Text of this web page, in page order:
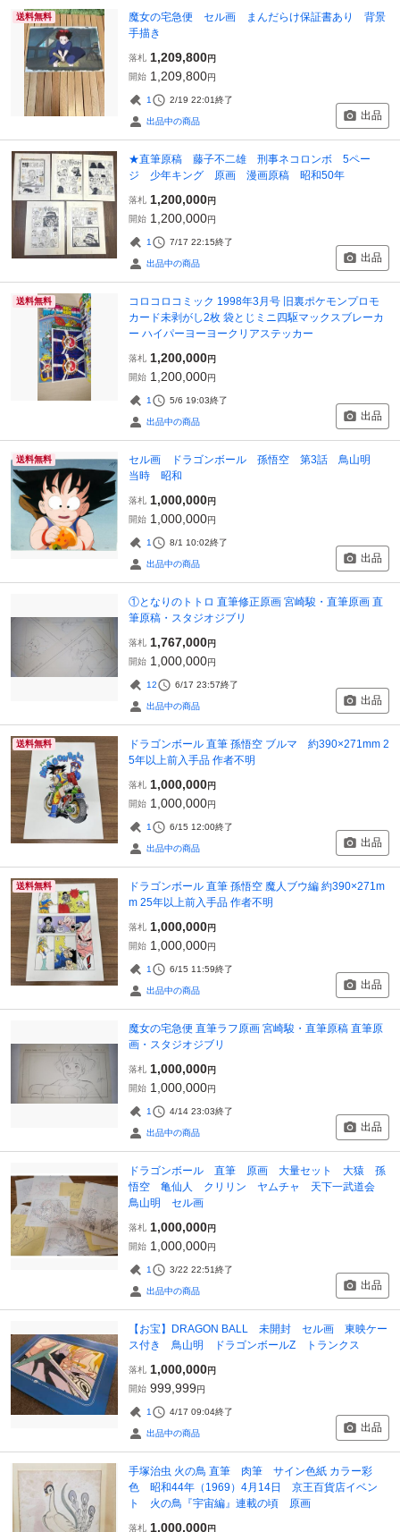
送料無料
魔女の宅急便 セル画 まんだらけ保証書あり 背景
手描き
落札 1,209,800円
開始 1,209,800円
1 2/19 22:01終了
出品中の商品 出品
★直筆原稿 藤子不二雄 刑事ネコロンボ 5ペー
ジ 少年キング 原画 漫画原稿 昭和50年
落札 1,200,000円
開始 1,200,000円
1 7/17 22:15終了
出品中の商品 出品
送料無料
コロコロコミック 1998年3月号 旧裏ポケモンプロモ
カード未剥がし2枚 袋とじミニ四駆マックスブレーカ
ー ハイパーヨーヨークリアステッカー
落札 1,200,000円
開始 1,200,000円
1 5/6 19:03終了
出品中の商品 出品
送料無料
セル画 ドラゴンボール 孫悟空 第3話 鳥山明
当時 昭和
落札 1,000,000円
開始 1,000,000円
1 8/1 10:02終了
出品中の商品 出品
①となりのトトロ 直筆修正原画 宮崎駿・直筆原画 直
筆原稿・スタジオジブリ
落札 1,767,000円
開始 1,000,000円
12 6/17 23:57終了
出品中の商品 出品
送料無料
ドラゴンボール 直筆 孫悟空 ブルマ 約390×271mm 2
5年以上前入手品 作者不明
落札 1,000,000円
開始 1,000,000円
1 6/15 12:00終了
出品中の商品 出品
送料無料
ドラゴンボール 直筆 孫悟空 魔人ブウ編 約390×271m
m 25年以上前入手品 作者不明
落札 1,000,000円
開始 1,000,000円
1 6/15 11:59終了
出品中の商品 出品
魔女の宅急便 直筆ラフ原画 宮崎駿・直筆原稿 直筆原
画・スタジオジブリ
落札 1,000,000円
開始 1,000,000円
1 4/14 23:03終了
出品中の商品 出品
ドラゴンボール 直筆 原画 大量セット 大猿 孫
悟空 亀仙人 クリリン ヤムチャ 天下一武道会
鳥山明 セル画
落札 1,000,000円
開始 1,000,000円
1 3/22 22:51終了
出品中の商品 出品
【お宝】DRAGON BALL 未開封 セル画 東映ケー
ス付き 鳥山明 ドラゴンボールZ トランクス
落札 1,000,000円
開始 999,999円
1 4/17 09:04終了
出品中の商品 出品
手塚治虫 火の鳥 直筆 肉筆 サイン色紙 カラー彩
色 昭和44年（1969）4月14日 京王百貨店イベン
ト 火の鳥『宇宙編』連載の頃 原画
落札 1,000,000円